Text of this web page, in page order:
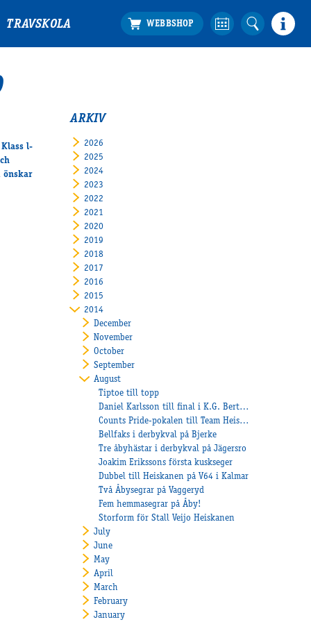
TRAVSKOLA
l-
önskar
ARKIV
2026
2025
2024
2023
2022
2021
2020
2019
2018
2017
2016
2015
2014
December
November
October
September
August
Tiptoe till topp
Daniel Karlsson till final i K.G. Bertmarks Minne
Counts Pride-pokalen till Team Heiskanen
Bellfaks i derbykval på Bjerke
Tre åbyhästar i derbykval på Jägersro
Joakim Erikssons första kuskseger
Dubbel till Heiskanen på V64 i Kalmar
Två Åbysegrar på Vaggeryd
Fem hemmasegrar på Åby!
Storform för Stall Veijo Heiskanen
July
June
May
April
March
February
January